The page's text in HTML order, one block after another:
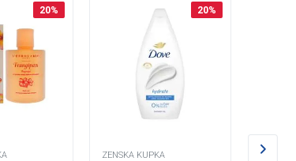
20% 20%
ZENSKA KUPKA ZENSKA